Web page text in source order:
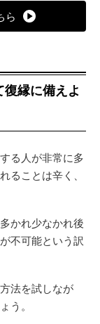
ら
縁に備えよ
る人が非常に多
ることは辛く、
かれ少なかれ後
不可能という訳
法を試しなが
う。